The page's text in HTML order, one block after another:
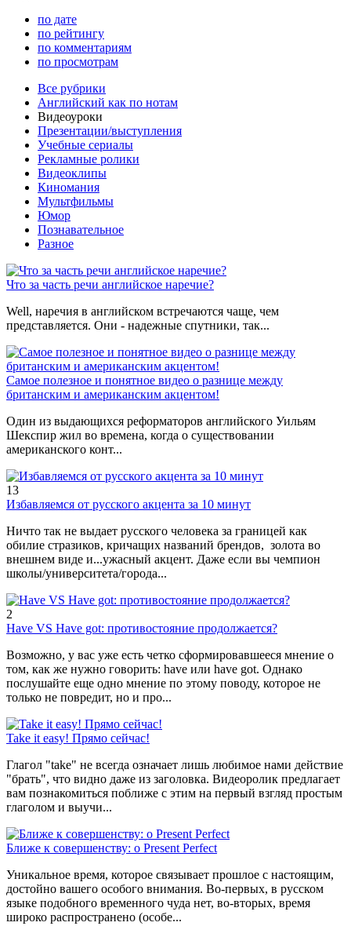
по дате
по рейтингу
по комментариям
по просмотрам
Все рубрики
Английский как по нотам
Видеоуроки
Презентации/выступления
Учебные сериалы
Рекламные ролики
Видеоклипы
Киномания
Мультфильмы
Юмор
Познавательное
Разное
Что за часть речи английское наречие?
Well, наречия в английском встречаются чаще, чем
представляется. Они - надежные спутники, так...
Самое полезное и понятное видео о разнице между
британским и американским акцентом!
Один из выдающихся реформаторов английского Уильям
Шекспир жил во времена, когда о существовании
американского конт...
13
Избавляемся от русского акцента за 10 минут
Ничто так не выдает русского человека за границей как
обилие стразиков, кричащих названий брендов, золота во
внешнем виде и...ужасный акцент. Даже если вы чемпион
школы/университета/города...
2
Have VS Have got: противостояние продолжается?
Возможно, у вас уже есть четко сформировавшееся мнение о
том, как же нужно говорить: have или have got. Однако
послушайте еще одно мнение по этому поводу, которое не
только не повредит, но и про...
Take it easy! Прямо сейчас!
Глагол "take" не всегда означает лишь любимое нами действие
"брать", что видно даже из заголовка. Видеоролик предлагает
вам познакомиться поближе с этим на первый взгляд простым
глаголом и выучи...
Ближе к совершенству: о Present Perfect
Уникальное время, которое связывает прошлое с настоящим,
достойно вашего особого внимания. Во-первых, в русском
языке подобного временного чуда нет, во-вторых, время
широко распространено (особе...